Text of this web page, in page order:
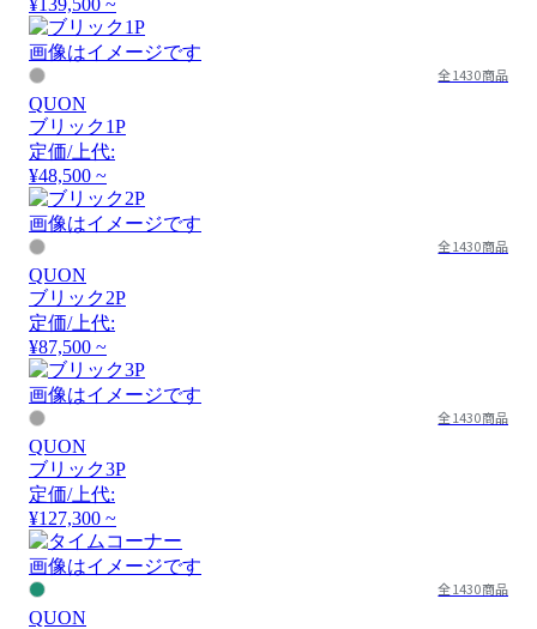
¥139,500 ~
画像はイメージです
全1430商品
QUON
ブリック1P
定価/上代:
¥48,500 ~
画像はイメージです
全1430商品
QUON
ブリック2P
定価/上代:
¥87,500 ~
画像はイメージです
全1430商品
QUON
ブリック3P
定価/上代:
¥127,300 ~
画像はイメージです
全1430商品
QUON